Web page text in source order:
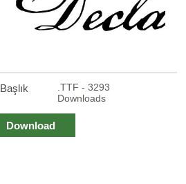
Başlık
.TTF - 3293
Downloads
Download